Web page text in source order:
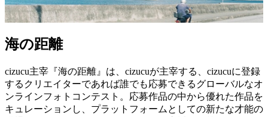
海の距離
cizucu主宰『海の距離』は、cizucuが主宰する、cizucuに登録
するクリエイターであれば誰でも応募できるグローバルなオ
ンラインフォトコンテスト。応募作品の中から優れた作品を
キュレーションし、プラットフォームとしての新たな才能の